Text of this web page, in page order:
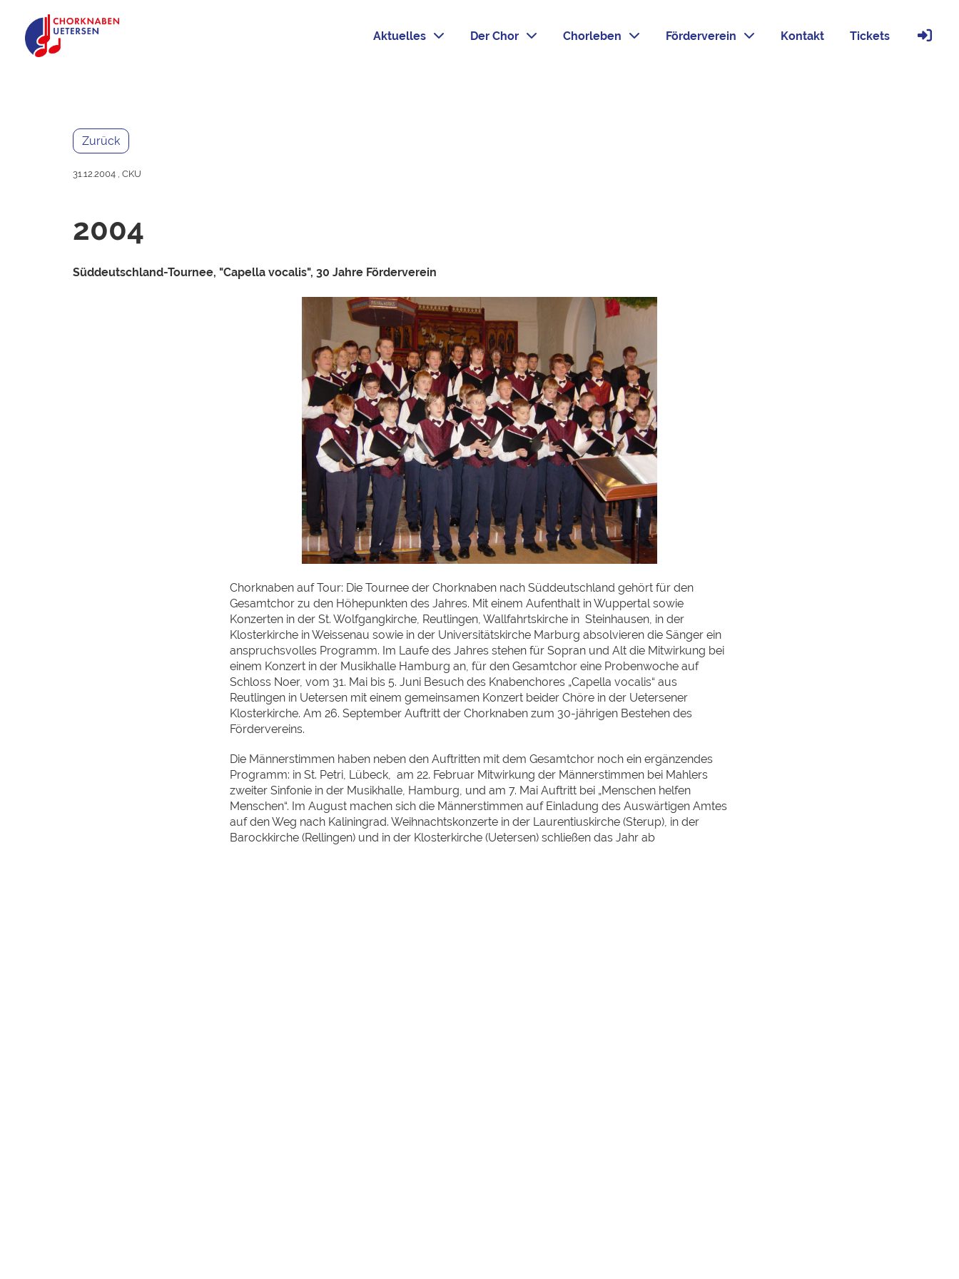
Aktuelles Der Chor Chorleben Förderverein Kontakt Tickets
Zurück
31.12.2004 , CKU
2004
Süddeutschland-Tournee, "Capella vocalis", 30 Jahre Förderverein
Chorknaben auf Tour: Die Tournee der Chorknaben nach Süddeutschland gehört für den
Gesamtchor zu den Höhepunkten des Jahres. Mit einem Aufenthalt in Wuppertal sowie
Konzerten in der St. Wolfgangkirche, Reutlingen, Wallfahrtskirche in Steinhausen, in der
Klosterkirche in Weissenau sowie in der Universitätskirche Marburg absolvieren die Sänger ein
anspruchsvolles Programm. Im Laufe des Jahres stehen für Sopran und Alt die Mitwirkung bei
einem Konzert in der Musikhalle Hamburg an, für den Gesamtchor eine Probenwoche auf
Schloss Noer, vom 31. Mai bis 5. Juni Besuch des Knabenchores „Capella vocalis“ aus
Reutlingen in Uetersen mit einem gemeinsamen Konzert beider Chöre in der Uetersener
Klosterkirche. Am 26. September Auftritt der Chorknaben zum 30-jährigen Bestehen des
Fördervereins.
Die Männerstimmen haben neben den Auftritten mit dem Gesamtchor noch ein ergänzendes
Programm: in St. Petri, Lübeck, am 22. Februar Mitwirkung der Männerstimmen bei Mahlers
zweiter Sinfonie in der Musikhalle, Hamburg, und am 7. Mai Auftritt bei „Menschen helfen
Menschen“. Im August machen sich die Männerstimmen auf Einladung des Auswärtigen Amtes
auf den Weg nach Kaliningrad. Weihnachtskonzerte in der Laurentiuskirche (Sterup), in der
Barockkirche (Rellingen) und in der Klosterkirche (Uetersen) schließen das Jahr ab